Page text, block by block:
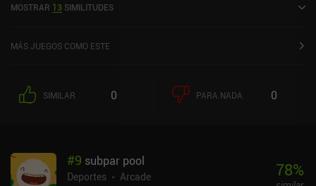
valoración actual de 4,6 sobre 5,0 en iOS App Store.
MOSTRAR 13 SIMILITUDES
MÁS JUEGOS COMO ESTE
SIMILAR 0 PARA NADA 0
#9 subpar pool
Deportes
Arcade
78%